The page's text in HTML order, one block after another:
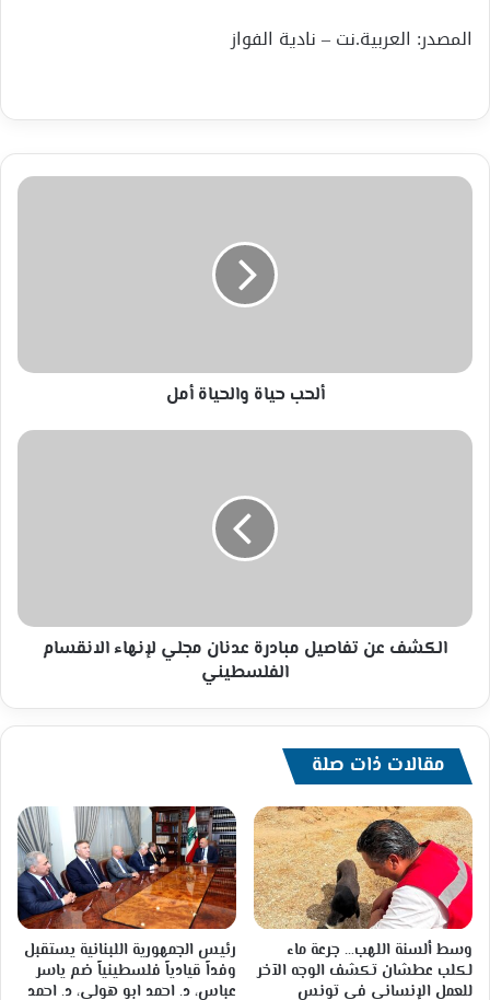
المصدر: العربية.نت – نادية الفواز
ألحب
ألحب حياة والحياة أمل
الكشف
الفلسطيني
الكشف عن تفاصيل مبادرة عدنان مجلي لإنهاء الانقسام
الفلسطيني
مقالات ذات صلة
وسط ألسنة اللهب… جرعة ماء
لكلب عطشان تكشف الوجه الآخر
للعمل الإنساني في تونس
رئيس الجمهورية اللبنانية يستقبل
وفداً قيادياً فلسطينياً ضم ياسر
عباس، د. احمد ابو هولي، د. احمد